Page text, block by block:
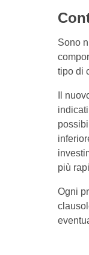
Sono
tipo di
Il
più
Ogni